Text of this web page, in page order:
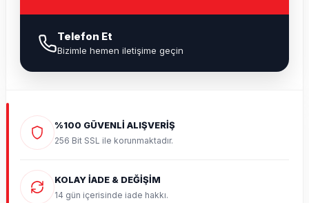
Telefon Et
Bizimle hemen iletişime geçin
%100 GÜVENLİ ALIŞVERİŞ
256 Bit SSL ile korunmaktadır.
KOLAY İADE & DEĞİŞİM
14 gün içerisinde iade hakkı.